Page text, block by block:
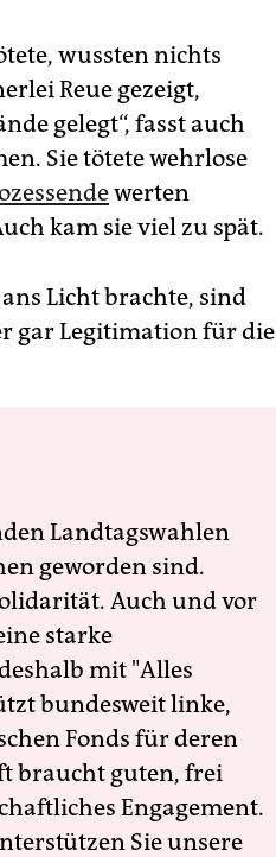
wussten nichts
Reue gezeigt,
gelegt“, fasst auch
Sie tötete wehrlose
werten
kam sie viel zu spät.
Licht brachte, sind
gar Legitimation für die
Landtagswahlen
geworden sind.
Auch und vor
starke
mit "Alles
bundesweit linke,
Fonds für deren
braucht guten, frei
Engagement.
Sie unsere